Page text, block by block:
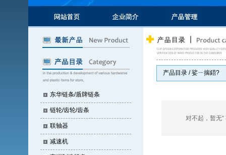
东华链条/盾牌链条
链轮/齿轮/齿条
联轴器
减速机
产品目录 / 娑ㄧ揣鍣?
对不起，暂无“ 娑